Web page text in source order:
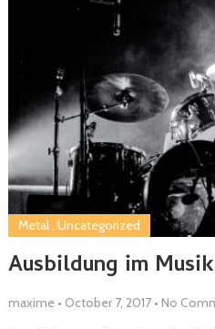
Ausbildung im
Metal, Uncategorized
maxime • October 7, 2017• No